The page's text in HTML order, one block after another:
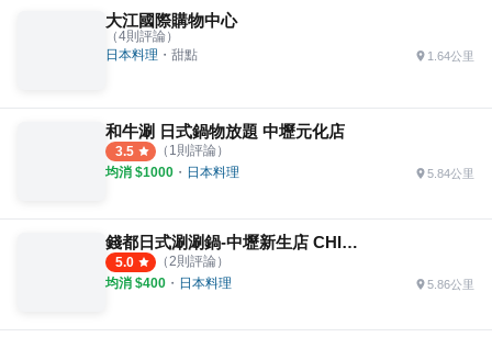
大江國際購物中心
（4則評論）
日本料理 ・ 甜點 1.64公里
和牛涮 日式鍋物放題 中壢元化店
3.5 （ 1則評論）
均消 $1000 ・ 日本料理 5.84公里
錢都日式涮涮鍋-中壢新生店 CHIEN TU HOT POT
5.0 （2則評論）
均消 $400 ・ 日本料理 5.86公里